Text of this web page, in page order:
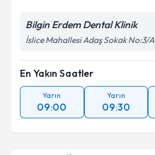
Bilgin Erdem Dental Klinik
İslice Mahallesi Adaş Sokak No:3/A
En Yakın Saatler
Yarın
09:00
Yarın
09:30